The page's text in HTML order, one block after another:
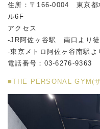
住所：〒166-0004 東京都
ル6F
アクセス
-JR阿佐ヶ谷駅 南口より
-東京メトロ阿佐ヶ谷南駅よ
電話番号：03-6276-9363
■THE PERSONAL GYM(